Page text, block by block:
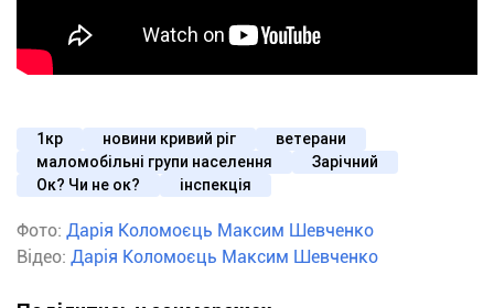
1кр новини кривий ріг
ветерани
маломобільні групи населення
Зарічний
Ок? Чи не ок?
інспекція
Фото: Дарія Коломоєць Максим Шевченко
Відео: Дарія Коломоєць Максим Шевченко